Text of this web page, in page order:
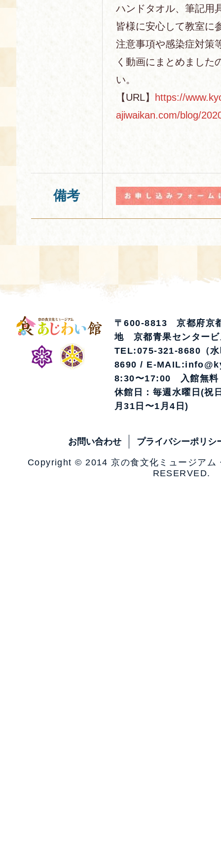
ハンドタオル、筆記用
皆様に安心して教室に
注意事項や感染症対策
く動画にまとめました
い。
【URL】
https://
ajiwaikan.com/blog/
備考
〒600-8813 京都府京
地 京都青果センタービ
TEL:075-321-8680（
8690 / E-
8:30〜17:00 入館無料
休館日：毎週水曜日(祝
月31日〜1月4日)
お問い合わせ プライバシーポリシ
Copyright © 2014 京の食文化ミュージア
RESERVED.